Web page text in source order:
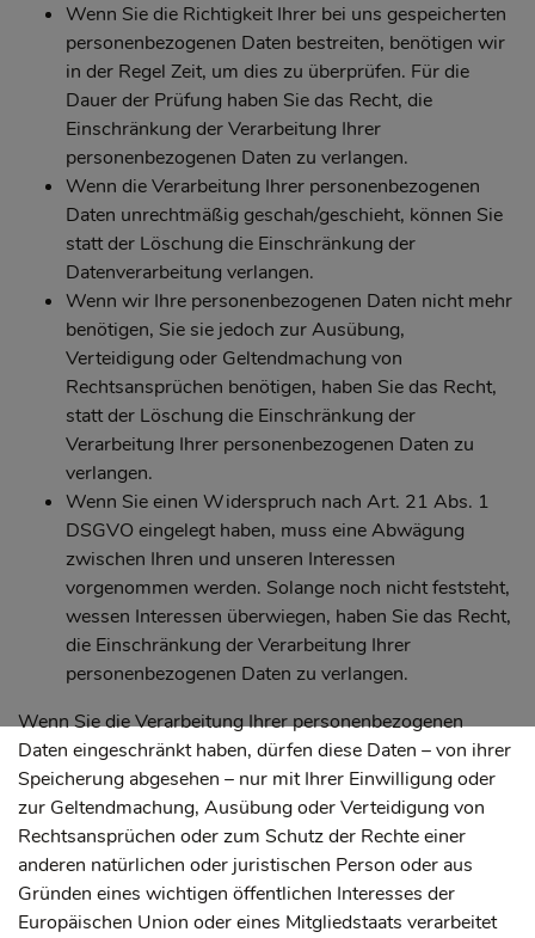
Wenn Sie die Richtigkeit Ihrer bei uns gespeicherten
personenbezogenen Daten bestreiten, benötigen wir
in der Regel Zeit, um dies zu überprüfen. Für die
Dauer der Prüfung haben Sie das Recht, die
Einschränkung der Verarbeitung Ihrer
personenbezogenen Daten zu verlangen.
Wenn die Verarbeitung Ihrer personenbezogenen
Daten unrechtmäßig geschah/geschieht, können Sie
statt der Löschung die Einschränkung der
Datenverarbeitung verlangen.
Wenn wir Ihre personenbezogenen Daten nicht mehr
benötigen, Sie sie jedoch zur Ausübung,
Verteidigung oder Geltendmachung von
Rechtsansprüchen benötigen, haben Sie das Recht,
statt der Löschung die Einschränkung der
Verarbeitung Ihrer personenbezogenen Daten zu
verlangen.
Wenn Sie einen Widerspruch nach Art. 21 Abs. 1
DSGVO eingelegt haben, muss eine Abwägung
zwischen Ihren und unseren Interessen
vorgenommen werden. Solange noch nicht feststeht,
wessen Interessen überwiegen, haben Sie das Recht,
die Einschränkung der Verarbeitung Ihrer
personenbezogenen Daten zu verlangen.
Wenn Sie die Verarbeitung Ihrer personenbezogenen
Daten eingeschränkt haben, dürfen diese Daten – von ihrer
Speicherung abgesehen – nur mit Ihrer Einwilligung oder
zur Geltendmachung, Ausübung oder Verteidigung von
Rechtsansprüchen oder zum Schutz der Rechte einer
anderen natürlichen oder juristischen Person oder aus
Gründen eines wichtigen öffentlichen Interesses der
Europäischen Union oder eines Mitgliedstaats verarbeitet